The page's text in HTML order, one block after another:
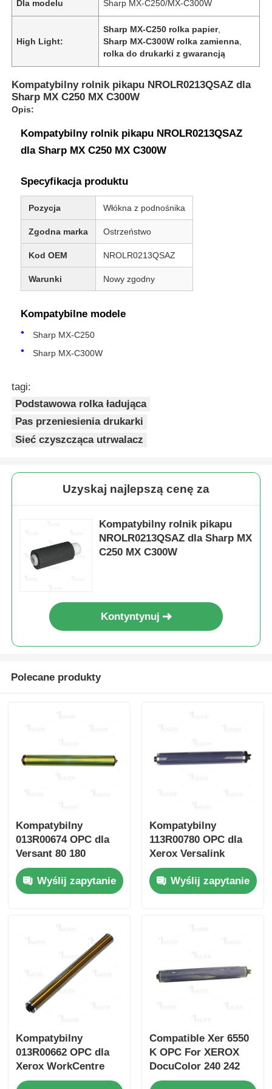
Skontaktuj się z nami
Aktualności
Poprosić o wycenę
HP Toneer Chip
Xerox Toner Chip
Układ scalony do tonera Lexmark
Dla modelu Sharp MX-C250/MX-C300W
High Light:
Sharp MX-C250 rolka papier,
Sharp MX-C300W rolka zamienna
rolka do drukarki z gwarancją
Kompatybilny rolnik pikapu NROLR0213QSAZ dla
Sharp MX C250 MX C300W
Opis:
Kompatybilny rolnik pikapu NROLR0213QSAZ
dla Sharp MX C250 MX C300W
Specyfikacja produktu
Pozycja Włókna z podnośnika
Zgodna marka Ostrzeństwo
Kod OEM NROLR0213QSAZ
Warunki Nowy zgodny
Kompatybilne modele
Sharp MX-C250
Sharp MX-C300W
tagi:
Podstawowa rolka ładująca
Pas przeniesienia drukarki
Sieć czyszcząca utrwalacz
Uzyskaj najlepszą cenę za
Kompatybilny rolnik pikapu
NROLR0213QSAZ dla Sharp MX
C250 MX C300W
Kontyntynuj
Polecane produkty
Kompatybilny
013R00674 OPC dla
Versant 80 180
Wyślij zapytanie
Kompatybilny
113R00780 OPC dla
Xerox Versalink
C7020 c7025 C7030
C7000Wyślij zapytanie
Kompatybilny
013R00662 OPC dla
Xerox WorkCentre
7525 7530 7535
Compatible Xer 6550
K OPC For XEROX
DocuColor 240 242
250 252